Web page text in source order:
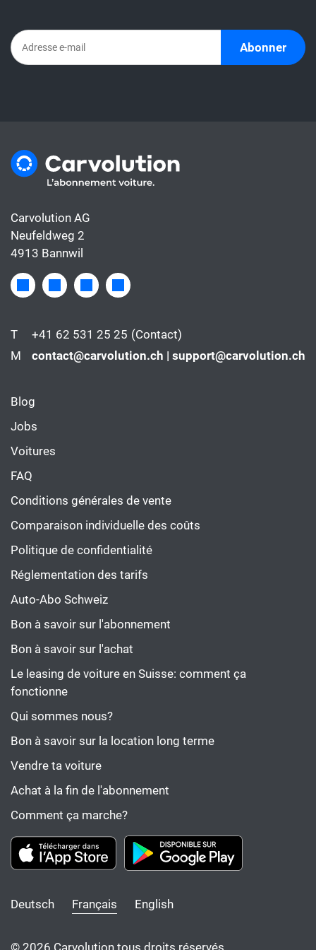
abonnement automobile. En effet,
l'abonnement comprend déjà tous les coûts
de la voiture, alors que le taux de leasing ne
Abonner
Carvolution AG
Neufeldweg 2
4913 Bannwil
T +41 62 531 25 25 (Contact)
M
contact@carvolution.ch | support@carvolution.ch
Blog
Jobs
Voitures
FAQ
Conditions générales de vente
Comparaison individuelle des coûts
Politique de confidentialité
Réglementation des tarifs
Auto-Abo Schweiz
Bon à savoir sur l'abonnement
Bon à savoir sur l'achat
Le leasing de voiture en Suisse: comment ça
fonctionne
Qui sommes nous?
Bon à savoir sur la location long terme
Vendre ta voiture
Achat à la fin de l'abonnement
Comment ça marche?
Deutsch Français English
© 2026 Carvolution tous droits réservés